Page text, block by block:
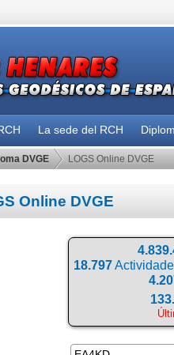
La sede del RCH
DVGE LOGS Online DVGE
Online DVGE
18.797